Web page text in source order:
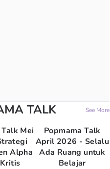
TALK See More
Mei
Alpha
Popmama Talk
April 2026 - Selalu
Ada Ruang untuk
Belajar